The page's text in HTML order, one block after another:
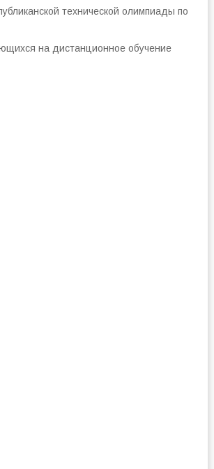
технической олимпиады по
на дистанционное обучение